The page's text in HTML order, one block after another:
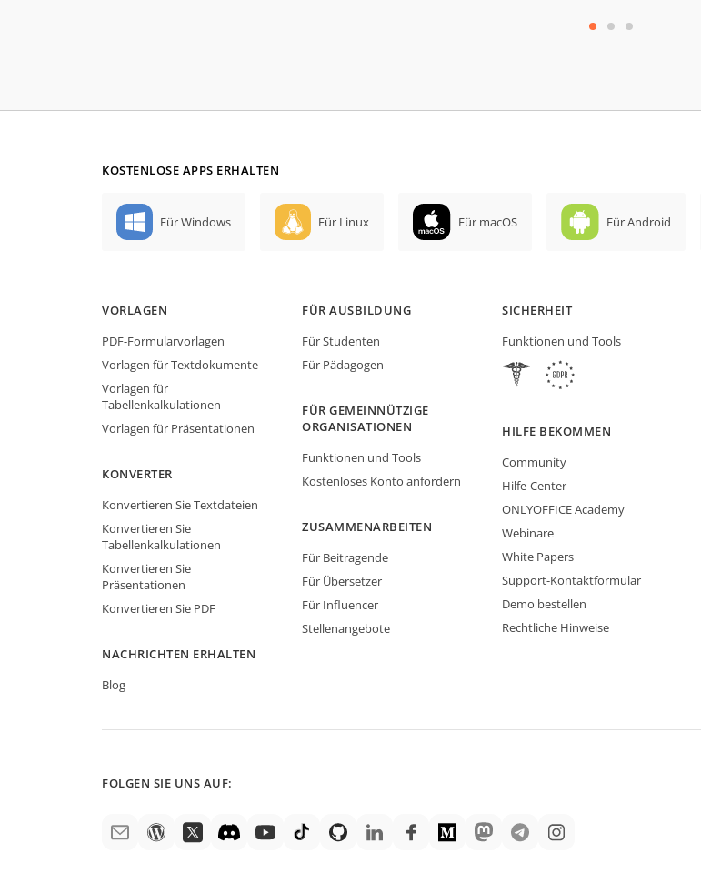
KOSTENLOSE APPS ERHALTEN
Für Windows Für Linux Für macOS Für Android
VORLAGEN
PDF-Formularvorlagen
Vorlagen für Textdokumente
Vorlagen für
Tabellenkalkulationen
Vorlagen für Präsentationen
KONVERTER
Konvertieren Sie Textdateien
Konvertieren Sie
Tabellenkalkulationen
Konvertieren Sie
Präsentationen
Konvertieren Sie PDF
NACHRICHTEN ERHALTEN
Blog
FÜR AUSBILDUNG
Für Studenten
Für Pädagogen
FÜR GEMEINNÜTZIGE
ORGANISATIONEN
Funktionen und Tools
Kostenloses Konto anfordern
ZUSAMMENARBEITEN
Für Beitragende
Für Übersetzer
Für Influencer
Stellenangebote
SICHERHEIT
Funktionen und Tools
HILFE BEKOMMEN
Community
Hilfe-Center
ONLYOFFICE Academy
Webinare
White Papers
Support-Kontaktformular
Demo bestellen
Rechtliche Hinweise
FOLGEN SIE UNS AUF: